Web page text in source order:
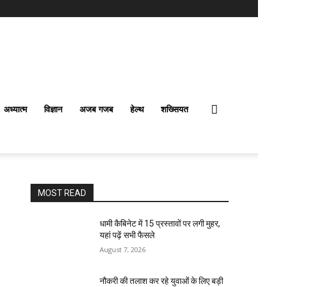
अध्यात्म विज्ञान अजब गजब हेल्थ शख्सियत
MOST READ
धामी कैबिनेट में 15 प्रस्तावों पर लगी मुहर,
यहां पढ़ें सभी फैसले
August 7, 2026
नौकरी की तलाश कर रहे युवाओं के लिए बड़ी